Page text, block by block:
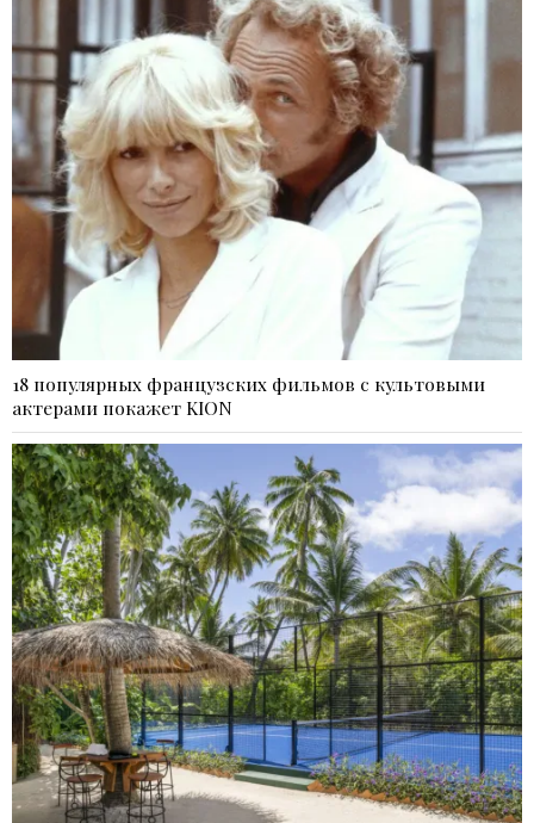
18 популярных французских фильмов с культовыми
актерами покажет KION